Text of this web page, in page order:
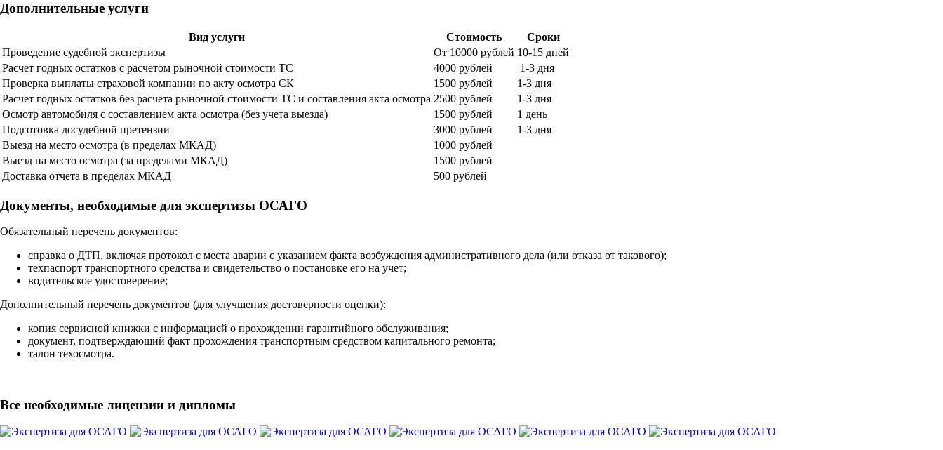
Дополнительные услуги
Вид услуги Стоимость
Сроки
Проведение судебной экспертизы
От 10000 рублей 10-15 дней
Расчет годных остатков с расчетом рыночной стоимости ТС
4000 рублей
1-3 дня
Проверка выплаты страховой компании по акту осмотра СК
1500 рублей
1-3 дня
Расчет годных остатков без расчета рыночной стоимости ТС и составления акта осмотра 2500 рублей
1-3 дня
Осмотр автомобиля с составлением акта осмотра (без учета выезда)
1500 рублей
1 день
Подготовка досудебной претензии
3000 рублей
1-3 дня
Выезд на место осмотра (в пределах МКАД)
1000 рублей
Выезд на место осмотра (за пределами МКАД)
1500 рублей
Доставка отчета в пределах МКАД
500 рублей
Документы, необходимые для экспертизы ОСАГО
Обязательный перечень документов:
справка о ДТП, включая протокол с места аварии с указанием факта возбуждения административного дела (или отказа от такового);
техпаспорт транспортного средства и свидетельство о постановке его на учет;
водительское удостоверение;
Дополнительный перечень документов (для улучшения достоверности оценки):
копия сервисной книжки с информацией о прохождении гарантийного обслуживания;
документ, подтверждающий факт прохождения транспортным средством капитального ремонта;
талон техосмотра.
Все необходимые лицензии и дипломы